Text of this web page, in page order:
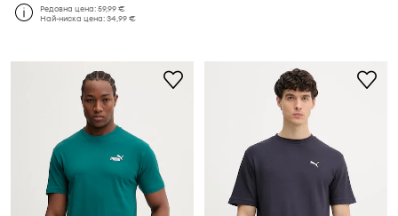
Редовна цена:59,99 €
Най-ниска цена:34,99 €